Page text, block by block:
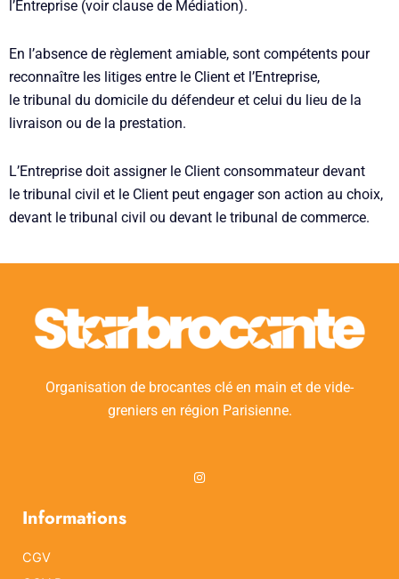
l’Entreprise (voir clause de Médiation).
En l’absence de règlement amiable, sont compétents pour
reconnaître les litiges entre le Client et l’Entreprise,
le tribunal du domicile du défendeur et celui du lieu de la
livraison ou de la prestation.
L’Entreprise doit assigner le Client consommateur devant
le tribunal civil et le Client peut engager son action au choix,
devant le tribunal civil ou devant le tribunal de commerce.
Organisation de brocantes clé en main et de vide-
greniers en région Parisienne.
I
n
Informations
CGV